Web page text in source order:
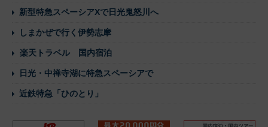
新型特急スペーシアXで日光鬼怒川へ
しまかぜで行く伊勢志摩
楽天トラベル 国内宿泊
日光・中禅寺湖に特急スペーシアで
近鉄特急「ひのとり」